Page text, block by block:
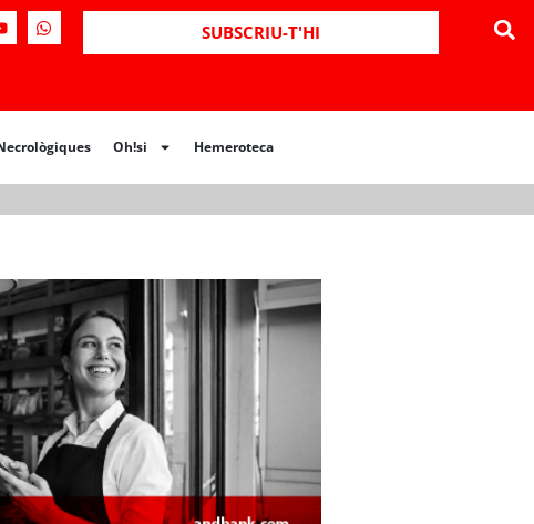
SUBSCRIU-T'HI
Oh!si Hemeroteca
Hemeroteca